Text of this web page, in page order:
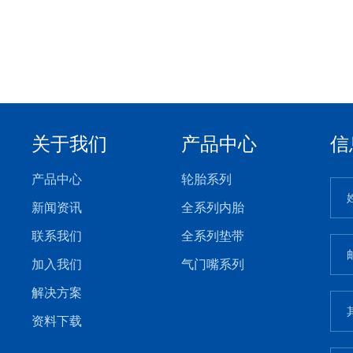
关于我们
产品中心
新闻资讯
联系我们
加入我们
解决方案
资料下载
产品中心
轮胎系列
全系列内胎
全系列垫带
气门嘴系列